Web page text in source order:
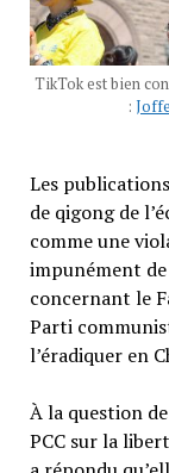
TikTok est bien
:
Les
de qigong de
comme une
impunément
concernant le
Parti
l’éradiquer en
À la question
PCC sur la